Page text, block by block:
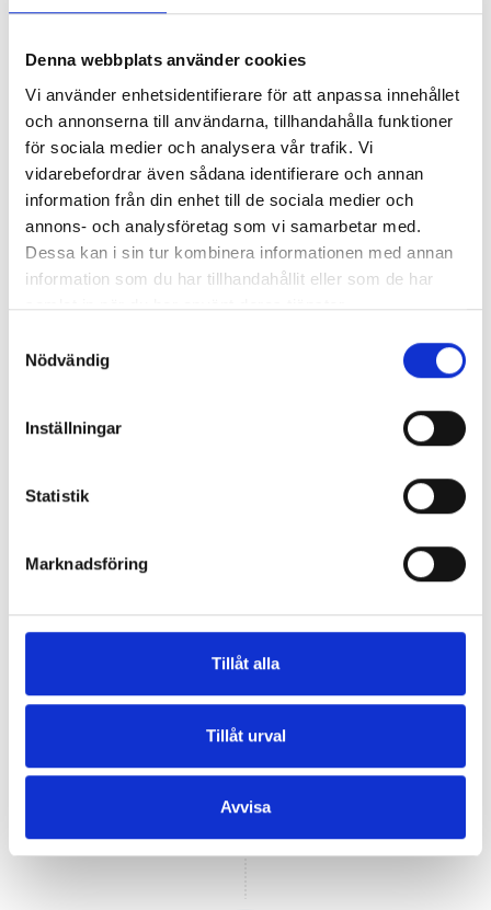
Denna webbplats använder cookies
Vi använder enhetsidentifierare för att anpassa innehållet
och annonserna till användarna, tillhandahålla funktioner
för sociala medier och analysera vår trafik. Vi
vidarebefordrar även sådana identifierare och annan
information från din enhet till de sociala medier och
annons- och analysföretag som vi samarbetar med.
Dessa kan i sin tur kombinera informationen med annan
information som du har tillhandahållit eller som de har
samlat in när du har använt deras tjänster.
Nödvändig
Inställningar
Statistik
Marknadsföring
Tillåt alla
Tillåt urval
Avvisa
DAG 6
Vossestrand-Oslo
Efter frukost åker vi mot Voss. Här delar sig vägen och vi
väljer att passera Hardangerfjorden via nya
Hardangerbron – Norges längsta hängbro 1320 m. I
Eidfjord besöker vi Norsk naturcenter, Hardanger där vi
bland annat ser en film på 20 minuter som visar
Hardangervidda och Vestlandet genom 4 årstider i 180
graders vidfilm. Besöket avslutas med Römmegröt. Nu
väntar en vacker resa genom Måbödalen och över en av
”Norges tak”! På avstånd ser vi Vöringsfossen – ett av
största vintersportorter som ligger 800 m ö h. fortsätter
färden genom Hallingdalen till Oslo för gemensam